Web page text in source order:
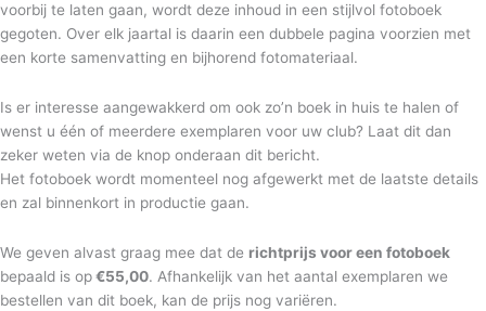
voorbij te laten gaan, wordt deze inhoud in een stijlvol fotoboek
gegoten. Over elk jaartal is daarin een dubbele pagina voorzien met
een korte samenvatting en bijhorend fotomateriaal.
Is er interesse aangewakkerd om ook zo’n boek in huis te halen of
wenst u één of meerdere exemplaren voor uw club? Laat dit dan
zeker weten via de knop onderaan dit bericht.
Het fotoboek wordt momenteel nog afgewerkt met de laatste details
en zal binnenkort in productie gaan.
We geven alvast graag mee dat de richtprijs voor een fotoboek
bepaald is op€55,00. Afhankelijk van het aantal exemplaren we
bestellen van dit boek, kan de prijs nog variëren.